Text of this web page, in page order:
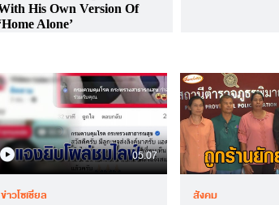
05.07
ข่าวโซเชียล สังคม